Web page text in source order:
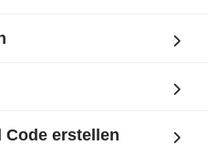
Code erstellen